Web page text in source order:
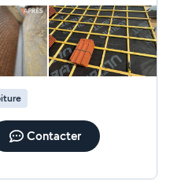
intervention en toute
pour mes clients.
Montesson jusqu'à
offert. Votre
JC Couverture.
Contacter